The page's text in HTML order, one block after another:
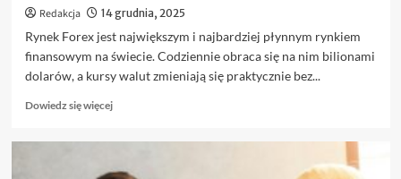
Redakcja 14 grudnia, 2025
Rynek Forex jest największym i najbardziej płynnym rynkiem
finansowym na świecie. Codziennie obraca się na nim bilionami
dolarów, a kursy walut zmieniają się praktycznie bez...
Dowiedz się więcejDowiedz
Najważniejsze